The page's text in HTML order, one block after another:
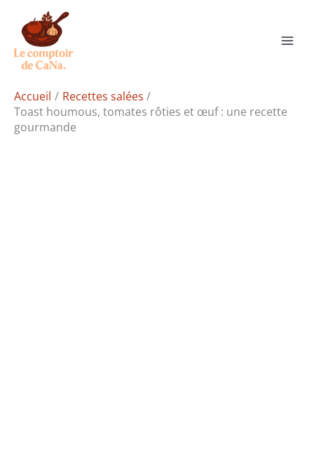
contenu
Accueil
Recettes salées
Toast houmous, tomates rôties et œuf : une recette
gourmande
Rechercher